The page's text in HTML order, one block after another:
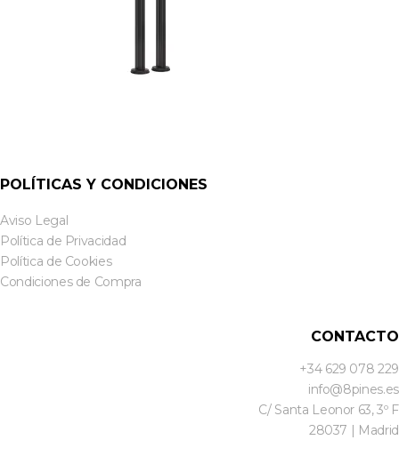
POLÍTICAS Y CONDICIONES
Aviso Legal
Política de Privacidad
Política de Cookies
Condiciones de Compra
CONTACTO
+34 629 078 229
info@8pines.es
C/ Santa Leonor 63, 3º F
28037 | Madrid